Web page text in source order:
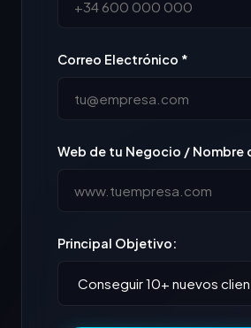
Correo Electrónico *
Web de tu Negocio / Nombre
Principal Objetivo: